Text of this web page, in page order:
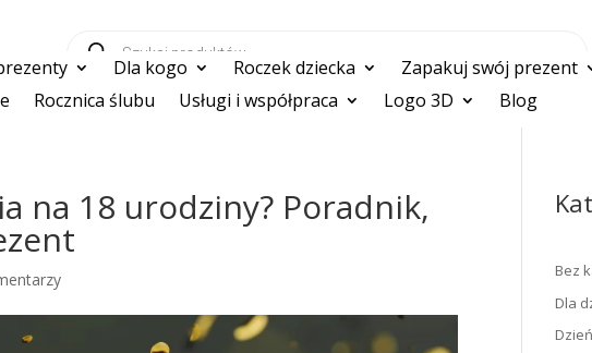
produktów
Dla kogo Roczek dziecka Zapakuj swój prezent
Rocznica ślubu Usługi i współpraca Logo 3D Blog
na 18 urodziny? Poradnik,
Bez
Dla